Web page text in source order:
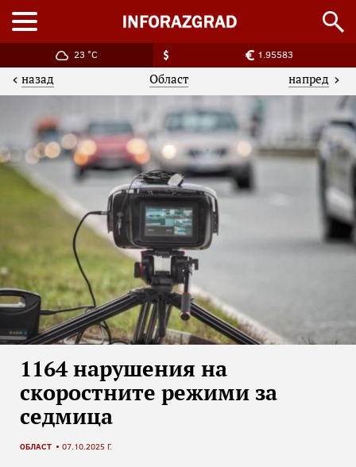
23 °C 1.95583
назад Област напред
1164 нарушения на
скоростните режими за
седмица
ОБЛАСТ 07.10.2025 Г.